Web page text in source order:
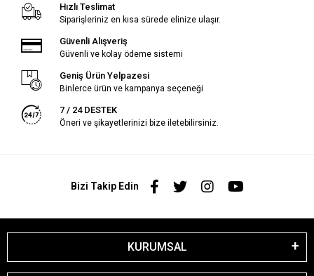
Hızlı Teslimat
Siparişleriniz en kısa sürede elinize ulaşır.
Güvenli Alışveriş
Güvenli ve kolay ödeme sistemi
Geniş Ürün Yelpazesi
Binlerce ürün ve kampanya seçeneği
7 / 24 DESTEK
Öneri ve şikayetlerinizi bize iletebilirsiniz.
Bizi Takip Edin
KURUMSAL